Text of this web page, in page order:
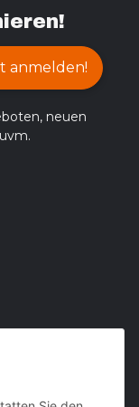
anmelden!
neuen